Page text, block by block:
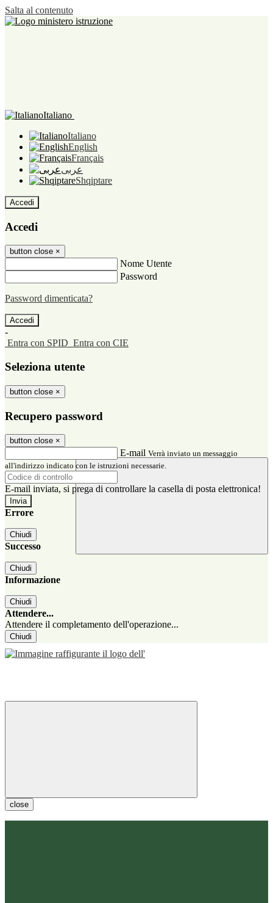
Salta al contenuto
Italiano
Italiano
English
Français
عربى
Shqiptare
Accedi
Accedi
button close ×
Nome Utente
Password
Password dimenticata?
-
Entra con SPID Entra con CIE
Seleziona utente
button close ×
Recupero password
button close ×
E-mail Verrà inviato un messaggio
all'indirizzo indicato con le istruzioni necessarie.
E-mail inviata, si prega di controllare la casella di posta elettronica!
Errore
Chiudi
Successo
Chiudi
Informazione
Chiudi
Attendere...
Attendere il completamento dell'operazione...
Chiudi
close